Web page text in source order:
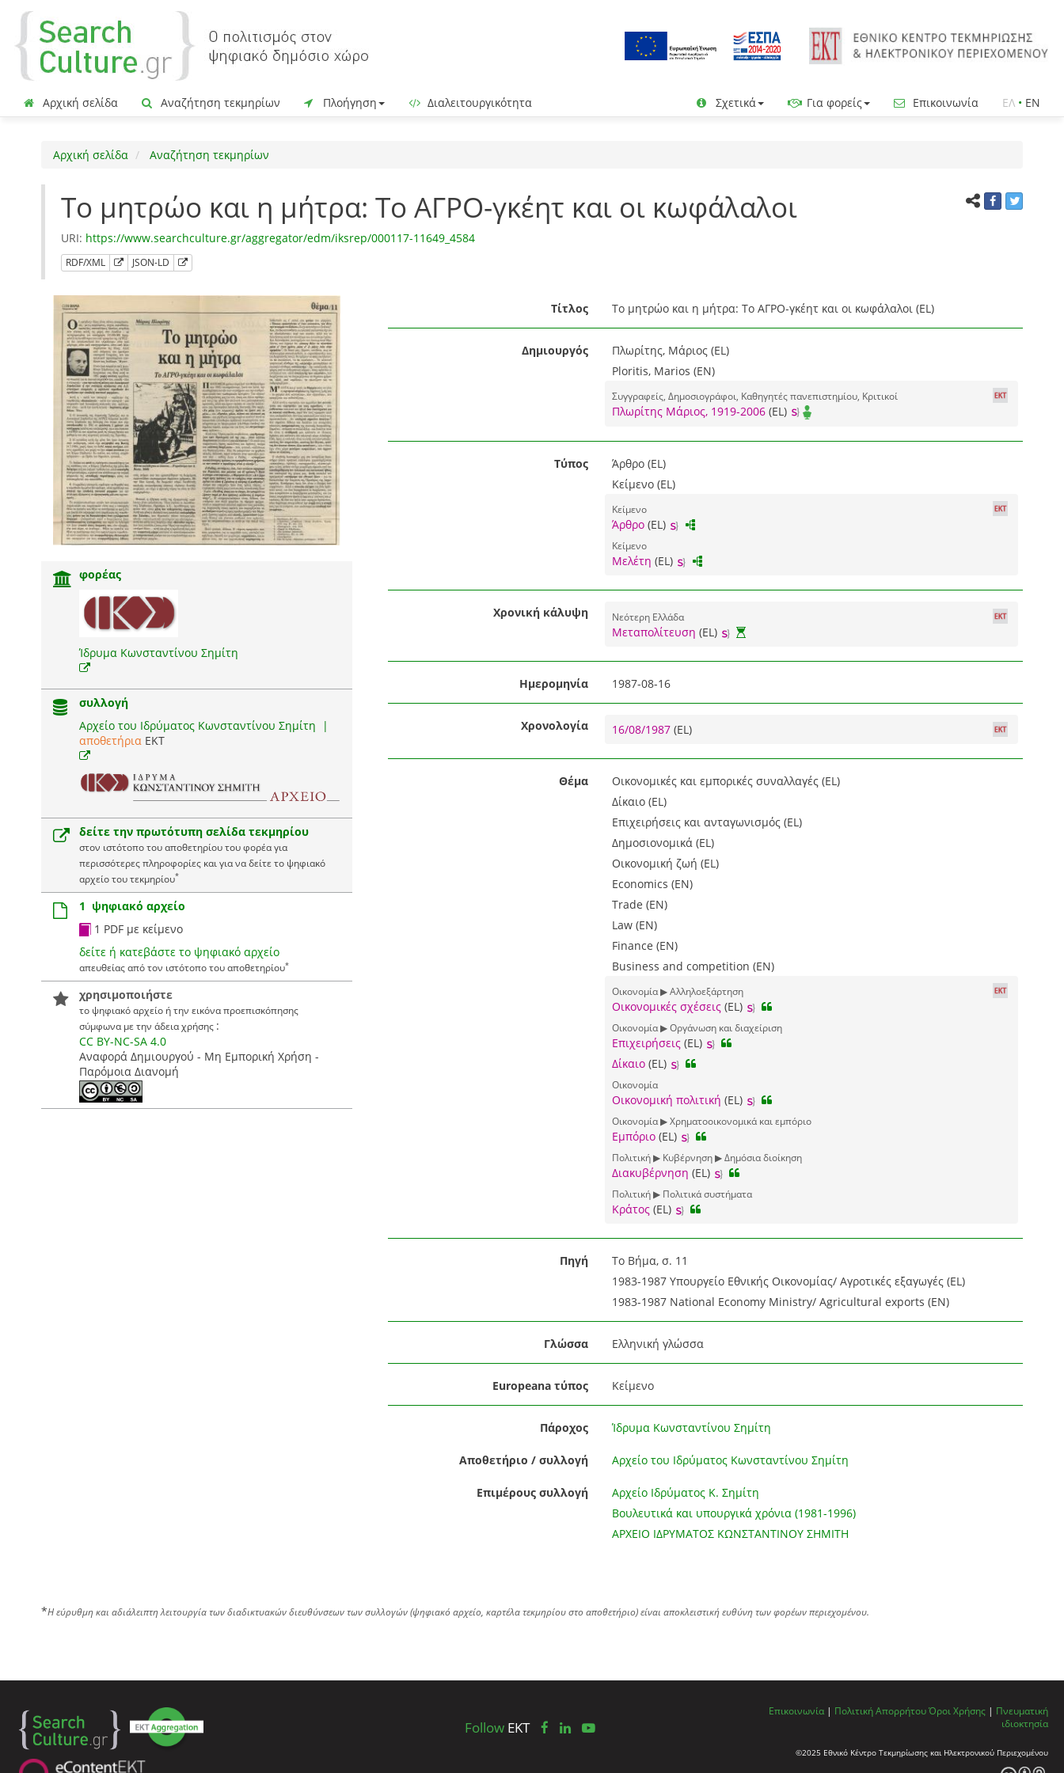
Αρχική σελίδα Αναζήτηση τεκμηρίων Πλοήγηση Διαλειτουργικότητα Σχετικά Για φορείς Επικοινωνία ΕΛ • EN
Αρχική σελίδα Αναζήτηση τεκμηρίων
Το μητρώο και η μήτρα: Το ΑΓΡΟ-γκέητ και οι κωφάλαλοι
URI: https://www.searchculture.gr/aggregator/edm/iksrep/000117-11649_4584
RDF/XML JSON-LD
φορέας
Ίδρυμα Κωνσταντίνου Σημίτη
συλλογή
Αρχείο του Ιδρύματος Κωνσταντίνου Σημίτη
|
αποθετήρια EKT
δείτε την πρωτότυπη σελίδα τεκμηρίου
στον ιστότοπο του αποθετηρίου του φορέα για
περισσότερες πληροφορίες και για να δείτε το ψηφιακό
αρχείο του τεκμηρίου*
1 ψηφιακό αρχείο
1 PDF με κείμενο
δείτε ή κατεβάστε το ψηφιακό αρχείο
απευθείας από τον ιστότοπο του αποθετηρίου*
χρησιμοποιήστε
το ψηφιακό αρχείο ή την εικόνα προεπισκόπησης
σύμφωνα με την άδεια χρήσης :
CC BY-NC-SA 4.0
Αναφορά Δημιουργού - Μη Εμπορική Χρήση -
Παρόμοια Διανομή
Τίτλος Το μητρώο και η μήτρα: Το ΑΓΡΟ-γκέητ και οι κωφάλαλοι (EL)
Δημιουργός
Πλωρίτης, Μάριος (EL)
Ploritis, Marios (EN)
Συγγραφείς, Δημοσιογράφοι, Καθηγητές πανεπιστημίου, Κριτικοί
Πλωρίτης Μάριος, 1919-2006(EL)
Τύπος
Άρθρο (EL)
Κείμενο (EL)
Κείμενο
Άρθρο(EL)
Κείμενο
Μελέτη (EL)
Χρονική κάλυψη Νεότερη Ελλάδα
Μεταπολίτευση (EL)
Ημερομηνία 1987-08-16
Χρονολογία 16/08/1987 (EL)
Θέμα
Οικονομικές και εμπορικές συναλλαγές (EL)
Δίκαιο (EL)
Επιχειρήσεις και ανταγωνισμός (EL)
Δημοσιονομικά (EL)
Οικονομική ζωή (EL)
Economics (EN)
Trade (EN)
Law (EN)
Finance (EN)
Business and competition (EN)
Οικονομία ▶ Αλληλοεξάρτηση
Οικονομικές σχέσεις(EL)
Οικονομία ▶ Οργάνωση και διαχείριση
Επιχειρήσεις(EL)
Δίκαιο(EL)
Οικονομία
Οικονομική πολιτική (EL)
Οικονομία ▶ Χρηματοοικονομικά και εμπόριο
Εμπόριο(EL)
Πολιτική ▶ Κυβέρνηση ▶ Δημόσια διοίκηση
Διακυβέρνηση (EL)
Πολιτική ▶ Πολιτικά συστήματα
Κράτος(EL)
Πηγή
Το Βήμα, σ. 11
1983-1987 Υπουργείο Εθνικής Οικονομίας/ Αγροτικές εξαγωγές (EL)
1983-1987 National Economy Ministry/ Agricultural exports (EN)
Γλώσσα Ελληνική γλώσσα
Europeana τύπος Κείμενο
Πάροχος Ίδρυμα Κωνσταντίνου Σημίτη
Αποθετήριο / συλλογή Αρχείο του Ιδρύματος Κωνσταντίνου Σημίτη
Επιμέρους συλλογή
Αρχείο Ιδρύματος K. Σημίτη
Βουλευτικά και υπουργικά χρόνια (1981-1996)
ΑΡΧΕΙΟ ΙΔΡΥΜΑΤΟΣ ΚΩΝΣΤΑΝΤΙΝΟΥ ΣΗΜΙΤΗ
*Η εύρυθμη και αδιάλειπτη λειτουργία των διαδικτυακών διευθύνσεων των συλλογών (ψηφιακό αρχείο, καρτέλα τεκμηρίου στο αποθετήριο) είναι αποκλειστική ευθύνη των φορέων περιεχομένου.
FollowEKT
Επικοινωνία | Πολιτική ΑπορρήτουΌροι Χρήσης | Πνευματική
ιδιοκτησία
©2025 Εθνικό Κέντρο Τεκμηρίωσης και Ηλεκτρονικού Περιεχομένου